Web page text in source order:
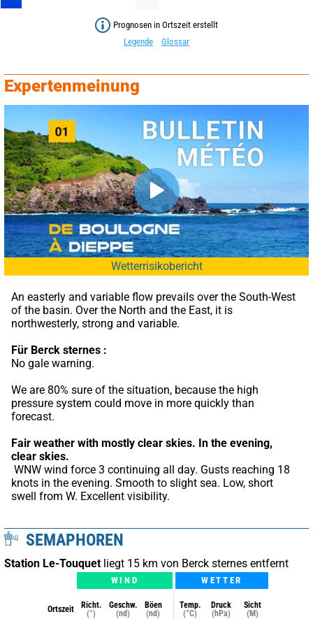
Prognosen in Ortszeit erstellt
Legende
Glossar
Expertenmeinung
Wetterrisikobericht
An easterly and variable flow prevails over the South-West
of the basin. Over the North and the East, it is
northwesterly, strong and variable.
Für Berck sternes :
No gale warning.
We are 80% sure of the situation, because the high
pressure system could move in more quickly than
forecast.
Fair weather with mostly clear skies. In the evening,
clear skies.
knots in the evening. Smooth to slight sea. Low, short
swell from W. Excellent visibility.
SEMAPHOREN
Station Le-Touquet liegt 15 km von Berck sternes entfernt
WIND WETTER
Ortszeit
Richt.
(°)
Geschw.
(nd)
Böen
(nd)
Temp.
(°C)
Druck
(hPa)
Sicht
(M)